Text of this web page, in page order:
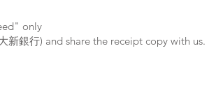
only
新銀行) and share the receipt copy with us.